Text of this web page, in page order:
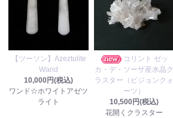
【ツーソン】Azeztulite
Wand
10,000円(税込)
ワンド☆ホワイトアゼツ
ライト
コリント ゼッ
カ・デ・ソーザ産水晶ク
ラスター（ビジョンクォ
ーツ）
10,500円(税込)
花開くクラスター